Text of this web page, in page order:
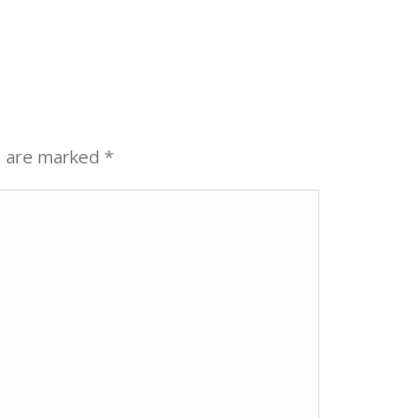
marked *